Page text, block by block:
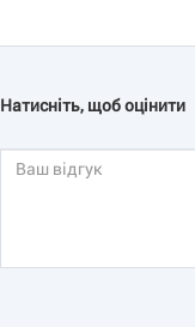
Натисніть, щоб оцінити